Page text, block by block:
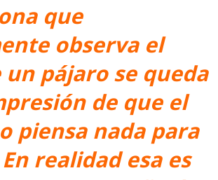
que
observa el
un pájaro se queda
de que el
piensa nada para
realidad esa es